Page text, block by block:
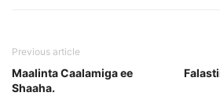
Previous article
Maalinta Caalamiga ee
Shaaha.